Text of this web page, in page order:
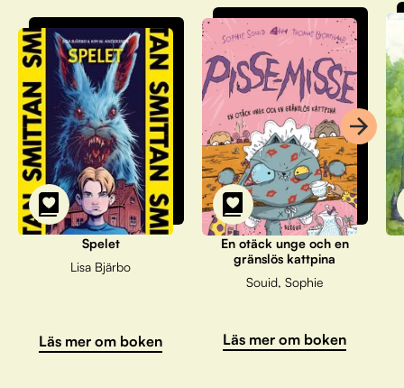
Spelet
Lisa Bjärbo
Läs mer om boken
En otäck unge och en
gränslös kattpina
Souid, Sophie
Läs mer om boken